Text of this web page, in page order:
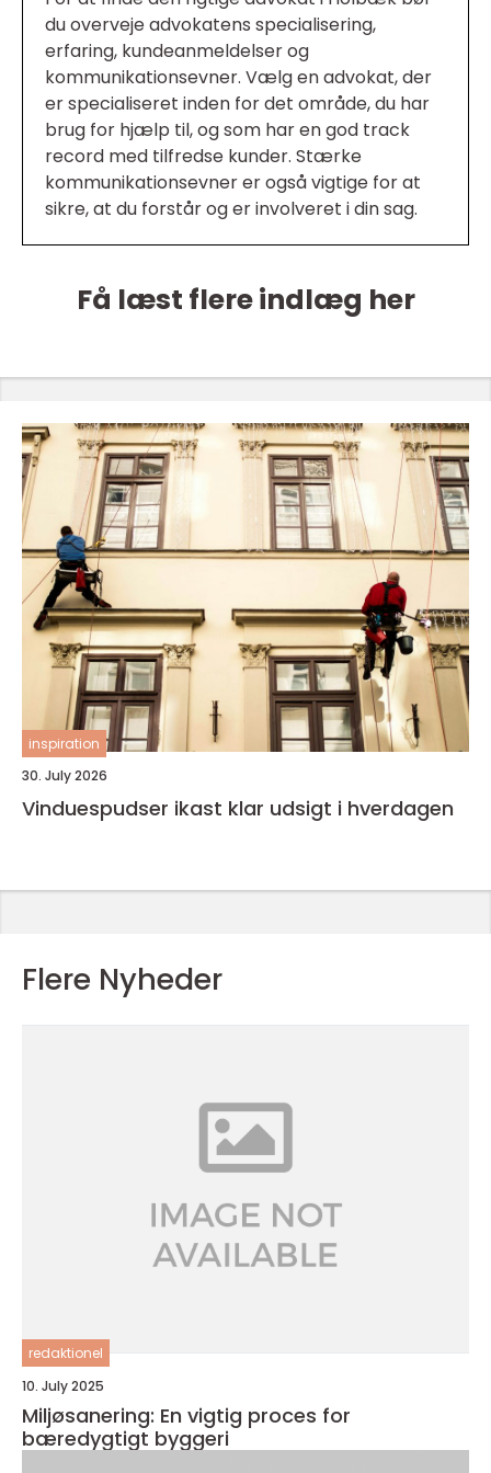
du overveje advokatens specialisering,
erfaring, kundeanmeldelser og
kommunikationsevner. Vælg en advokat, der
er specialiseret inden for det område, du har
brug for hjælp til, og som har en god track
record med tilfredse kunder. Stærke
kommunikationsevner er også vigtige for at
sikre, at du forstår og er involveret i din sag.
Få læst flere indlæg her
inspiration
30. July 2026
Vinduespudser ikast klar udsigt i hverdagen
Flere Nyheder
redaktionel
10. July 2025
Miljøsanering: En vigtig proces for
bæredygtigt byggeri